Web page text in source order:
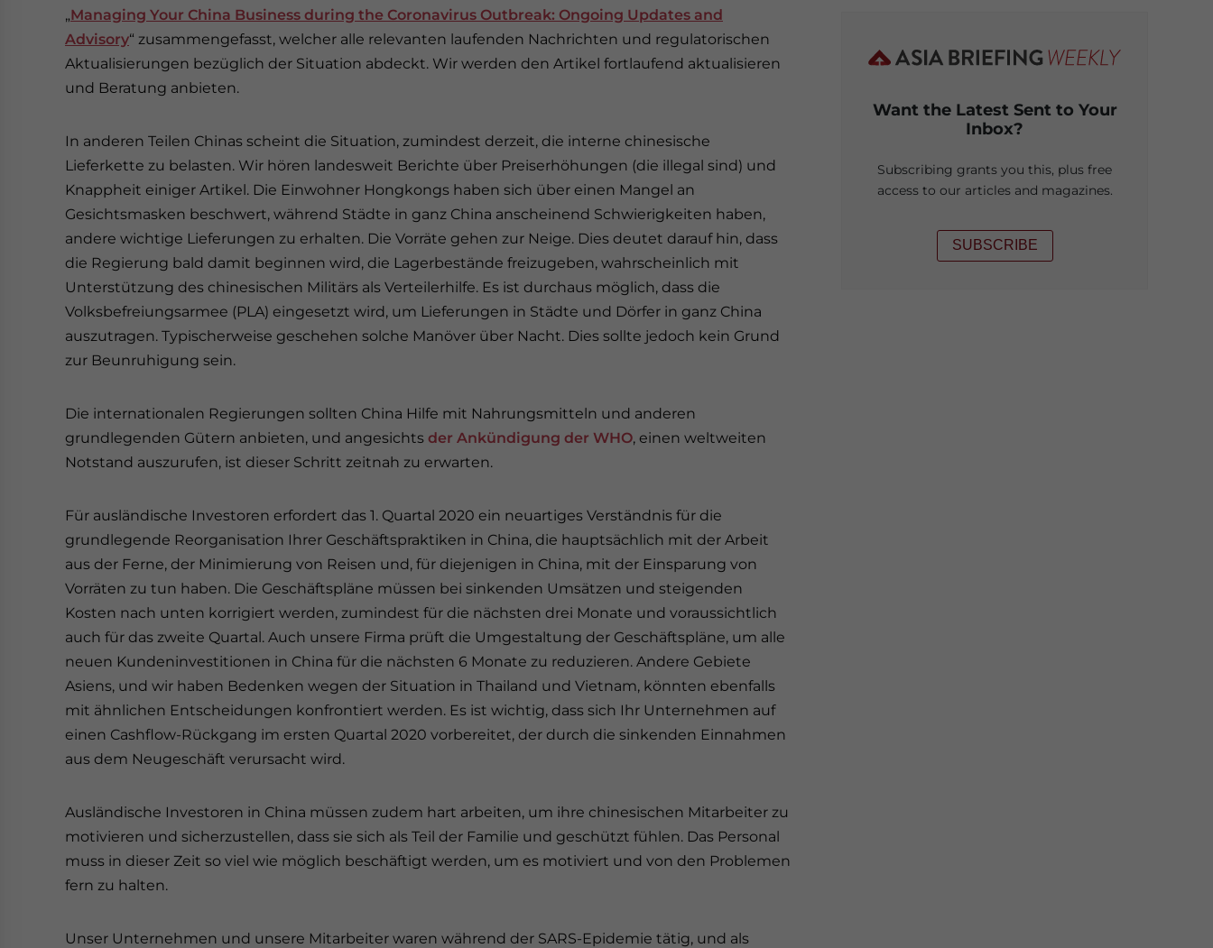
„Managing Your China Business during the Coronavirus Outbreak: Ongoing Updates and
Advisory“ zusammengefasst, welcher alle relevanten laufenden Nachrichten und regulatorischen
Aktualisierungen bezüglich der Situation abdeckt. Wir werden den Artikel fortlaufend aktualisieren
und Beratung anbieten.
In anderen Teilen Chinas scheint die Situation, zumindest derzeit, die interne chinesische
Lieferkette zu belasten. Wir hören landesweit Berichte über Preiserhöhungen (die illegal sind) und
Knappheit einiger Artikel. Die Einwohner Hongkongs haben sich über einen Mangel an
Gesichtsmasken beschwert, während Städte in ganz China anscheinend Schwierigkeiten haben,
andere wichtige Lieferungen zu erhalten. Die Vorräte gehen zur Neige. Dies deutet darauf hin, dass
die Regierung bald damit beginnen wird, die Lagerbestände freizugeben, wahrscheinlich mit
Unterstützung des chinesischen Militärs als Verteilerhilfe. Es ist durchaus möglich, dass die
Volksbefreiungsarmee (PLA) eingesetzt wird, um Lieferungen in Städte und Dörfer in ganz China
auszutragen. Typischerweise geschehen solche Manöver über Nacht. Dies sollte jedoch kein Grund
zur Beunruhigung sein.
Die internationalen Regierungen sollten China Hilfe mit Nahrungsmitteln und anderen
grundlegenden Gütern anbieten, und angesichts der Ankündigung der WHO, einen weltweiten
Notstand auszurufen, ist dieser Schritt zeitnah zu erwarten.
Für ausländische Investoren erfordert das 1. Quartal 2020 ein neuartiges Verständnis für die
grundlegende Reorganisation Ihrer Geschäftspraktiken in China, die hauptsächlich mit der Arbeit
aus der Ferne, der Minimierung von Reisen und, für diejenigen in China, mit der Einsparung von
Vorräten zu tun haben. Die Geschäftspläne müssen bei sinkenden Umsätzen und steigenden
Kosten nach unten korrigiert werden, zumindest für die nächsten drei Monate und voraussichtlich
auch für das zweite Quartal. Auch unsere Firma prüft die Umgestaltung der Geschäftspläne, um alle
neuen Kundeninvestitionen in China für die nächsten 6 Monate zu reduzieren. Andere Gebiete
Asiens, und wir haben Bedenken wegen der Situation in Thailand und Vietnam, könnten ebenfalls
mit ähnlichen Entscheidungen konfrontiert werden. Es ist wichtig, dass sich Ihr Unternehmen auf
einen Cashflow-Rückgang im ersten Quartal 2020 vorbereitet, der durch die sinkenden Einnahmen
aus dem Neugeschäft verursacht wird.
Ausländische Investoren in China müssen zudem hart arbeiten, um ihre chinesischen Mitarbeiter zu
motivieren und sicherzustellen, dass sie sich als Teil der Familie und geschützt fühlen. Das Personal
muss in dieser Zeit so viel wie möglich beschäftigt werden, um es motiviert und von den Problemen
fern zu halten.
Unser Unternehmen und unsere Mitarbeiter waren während der SARS-Epidemie tätig, und als
Want the Latest Sent to Your
Inbox?
Subscribing grants you this, plus free
access to our articles and magazines.
SUBSCRIBE